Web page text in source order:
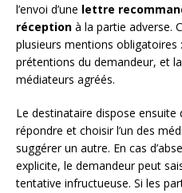
l’envoi d’une lettre
réception à la partie adverse.
plusieurs mentions obligatoires
prétentions du demandeur, et
médiateurs agréés.
Le destinataire dispose ensuite
répondre et choisir l’un des
suggérer un autre. En cas
explicite, le demandeur peut
tentative infructueuse. Si les